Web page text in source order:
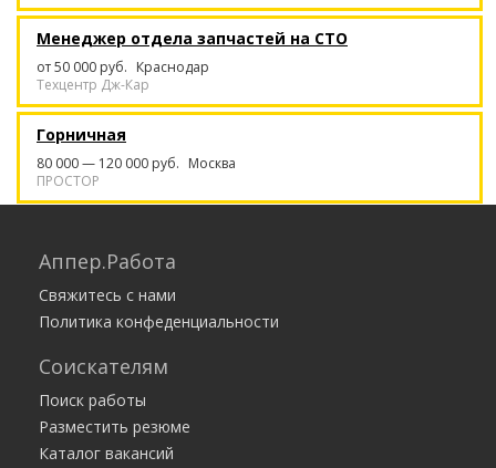
Менеджер отдела запчастей на СТО
от 50 000 руб. Краснодар
Техцентр Дж-Кар
Горничная
80 000 — 120 000 руб. Москва
ПРОСТОР
25 000 — 1 000 000 руб.
ООО Орион
Курьер. Работа с ежедневной оплатой /
35 000 — 175 584 руб.
Работа есть
Аппер.Работа
Свяжитесь с нами
Политика конфеденциальности
Соискателям
Поиск работы
Разместить резюме
Каталог вакансий